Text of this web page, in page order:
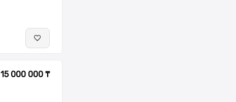
15 000 000 ₸